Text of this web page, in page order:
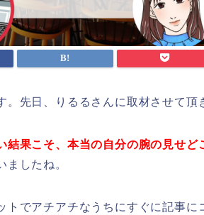
先日、りるるさんに取材させて頂
結果こそ、本当の自分の腕の見せど
ましたね。
トでアチアチなうちにすぐに記事に